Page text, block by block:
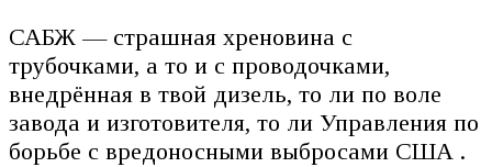
САБЖ — страшная хреновина с
трубочками, а то и с проводочками,
внедрённая в твой дизель, то ли по воле
завода и изготовителя, то ли Управления по
борьбе с вредоносными выбросами США .